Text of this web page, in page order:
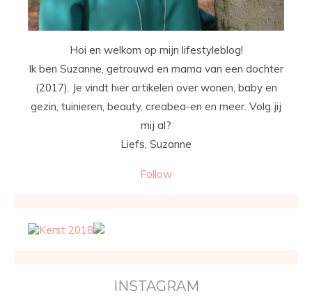
Hoi en welkom op mijn lifestyleblog!
Ik ben Suzanne, getrouwd en mama van een dochter
(2017). Je vindt hier artikelen over wonen, baby en
gezin, tuinieren, beauty, creabea-en en meer. Volg jij
mij al?
Liefs, Suzanne
Follow
INSTAGRAM